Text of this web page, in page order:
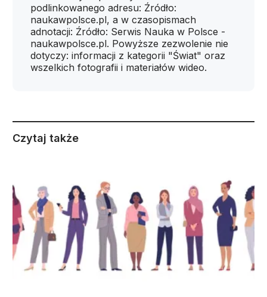
podlinkowanego adresu: Źródło:
naukawpolsce.pl, a w czasopismach
adnotacji: Źródło: Serwis Nauka w Polsce -
naukawpolsce.pl. Powyższe zezwolenie nie
dotyczy: informacji z kategorii "Świat" oraz
wszelkich fotografii i materiałów wideo.
Czytaj także